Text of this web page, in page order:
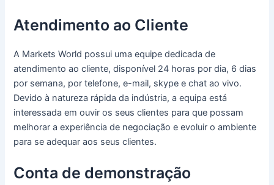
Atendimento ao Cliente
A Markets World possui uma equipe dedicada de
atendimento ao cliente, disponível 24 horas por dia, 6 dias
por semana, por telefone, e-mail, skype e chat ao vivo.
Devido à natureza rápida da indústria, a equipa está
interessada em ouvir os seus clientes para que possam
melhorar a experiência de negociação e evoluir o ambiente
para se adequar aos seus clientes.
Conta de demonstração